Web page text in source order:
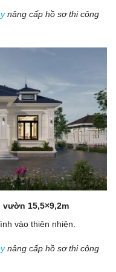
nâng cấp hồ sơ thi công
vườn 15,5×9,2m
vào thiên nhiên.
nâng cấp hồ sơ thi công